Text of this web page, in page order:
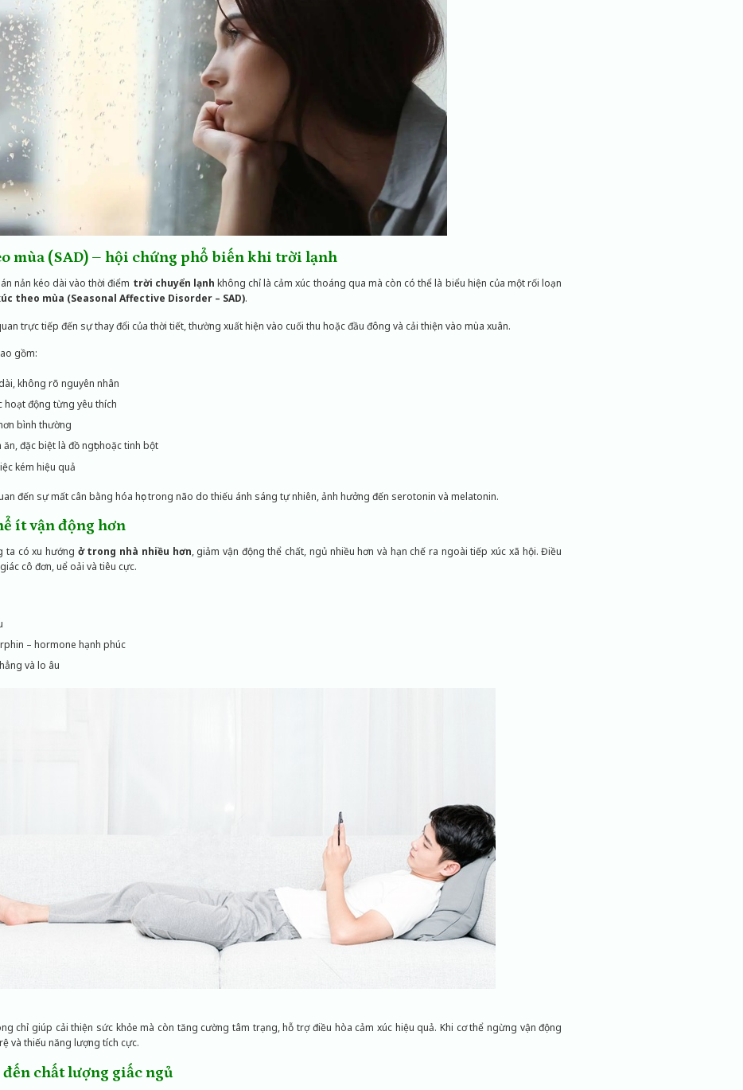
mùa (SAD) – hội chứng phổ biến khi trời lạnh
nản kéo dài vào thời điểm trời chuyển lạnh không chỉ là cảm xúc thoáng qua mà còn có thể là biểu hiện của một rối loạn
theo mùa (Seasonal Affective Disorder – SAD).
trực tiếp đến sự thay đổi của thời tiết, thường xuất hiện vào cuối thu hoặc đầu đông và cải thiện vào mùa xuân.
gồm:
không rõ nguyên nhân
hoạt động từng yêu thích
bình thường
đặc biệt là đồ ngọt hoặc tinh bột
kém hiệu quả
đến sự mất cân bằng hóa học trong não do thiếu ánh sáng tự nhiên, ảnh hưởng đến serotonin và melatonin.
ít vận động hơn
ta có xu hướng ở trong nhà nhiều hơn, giảm vận động thể chất, ngủ nhiều hơn và hạn chế ra ngoài tiếp xúc xã hội. Điều
cô đơn, uể oải và tiêu cực.
– hormone hạnh phúc
và lo âu
chỉ giúp cải thiện sức khỏe mà còn tăng cường tâm trạng, hỗ trợ điều hòa cảm xúc hiệu quả. Khi cơ thể ngừng vận động
và thiếu năng lượng tích cực.
chất lượng giấc ngủ